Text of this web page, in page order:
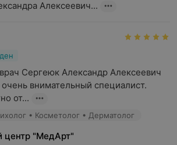
и стандартные исследования
«МедАрт» предлагает
услуг:
нанофракционная радиочастотная
лифтинг);
Алексеевич...
Сергеюк Александр Алексеевич
очень внимательный специалист.
от...
• Косметолог • Дерматолог
центр "МедАрт"